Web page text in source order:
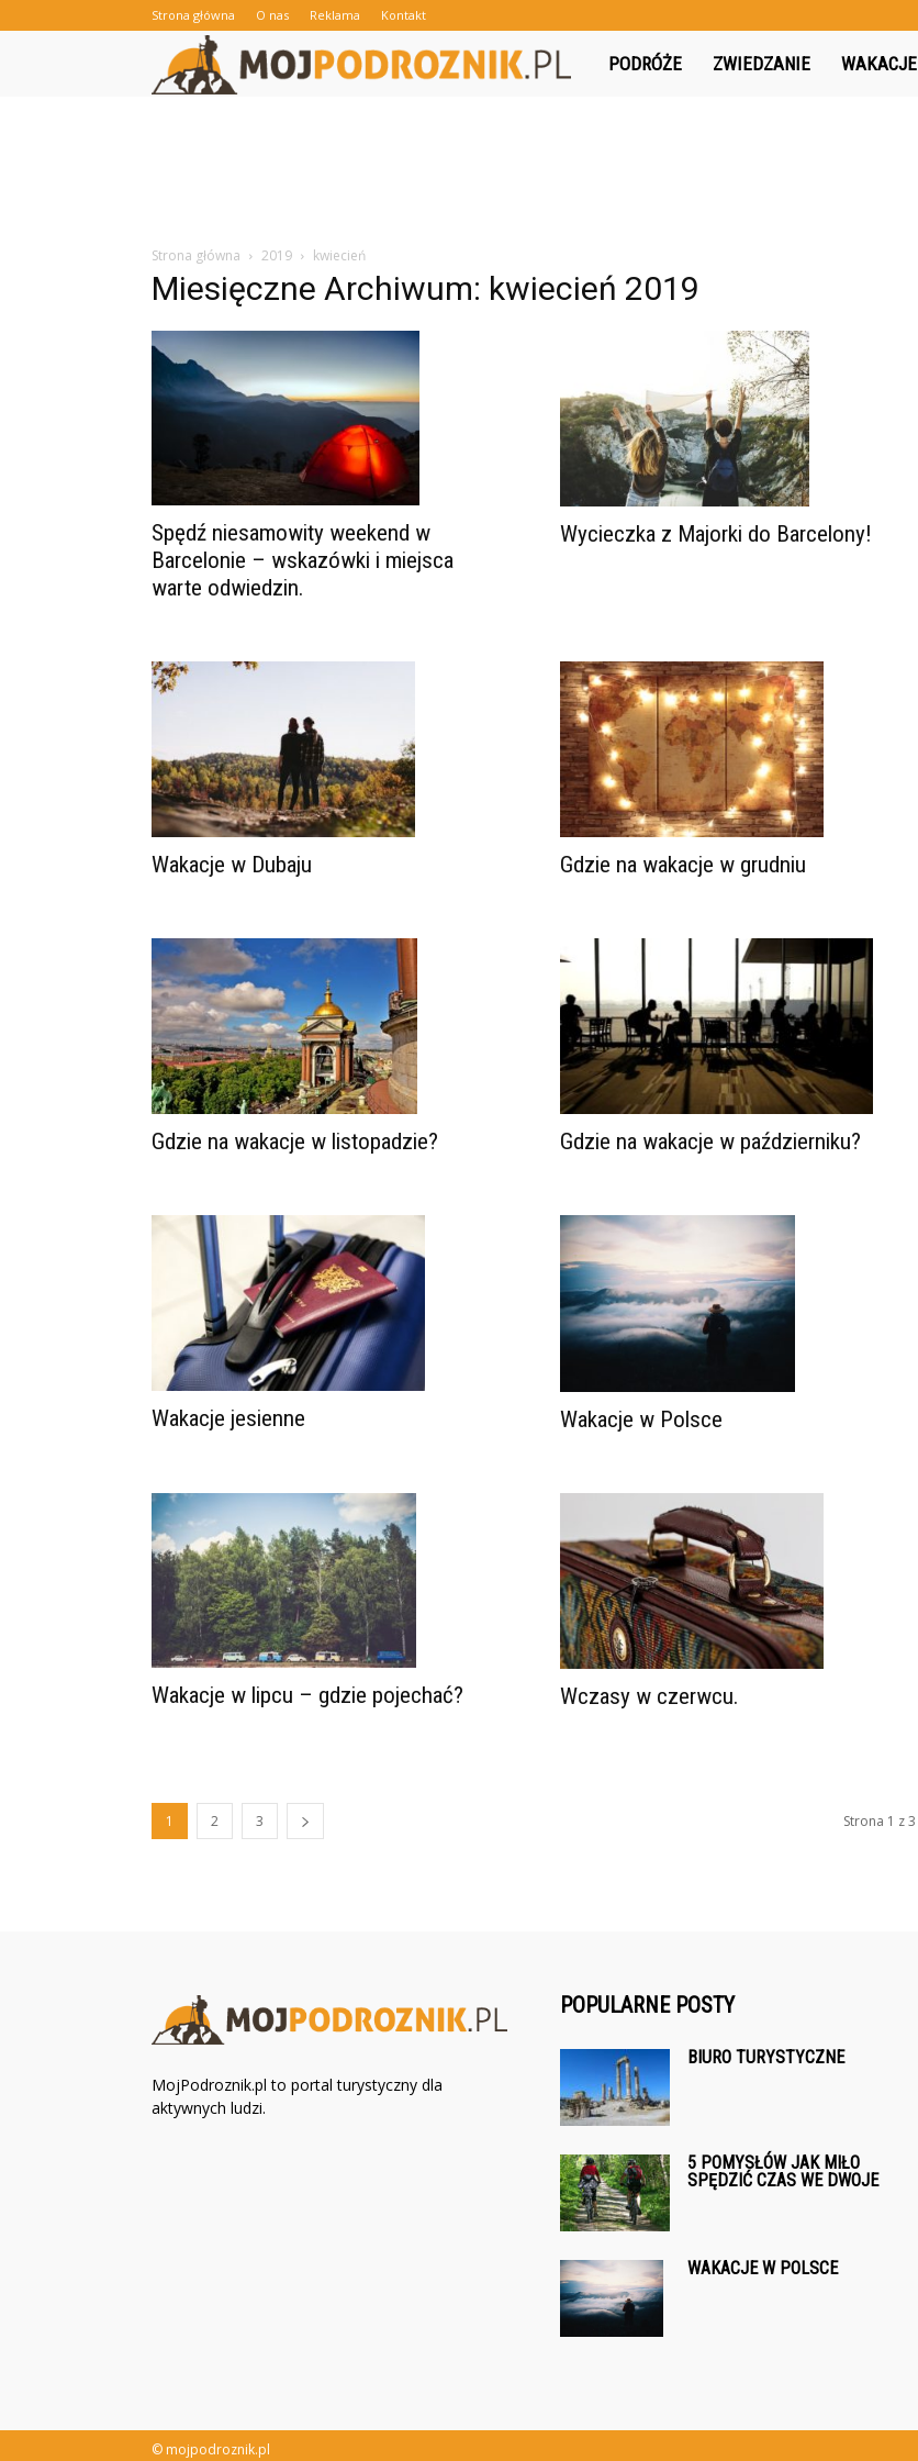
Strona główna O nas Reklama Kontakt
MojPodroznik.pl
PODRÓŻE ZWIEDZANIE WAKACJE
Strona główna 2019 kwiecień
Miesięczne Archiwum: kwiecień 2019
Spędź niesamowity weekend w
Barcelonie – wskazówki i miejsca
warte odwiedzin.
Wycieczka z Majorki do Barcelony!
Wakacje w Dubaju Gdzie na wakacje w grudniu
Gdzie na wakacje w listopadzie? Gdzie na wakacje w październiku?
Wakacje jesienne Wakacje w Polsce
Wakacje w lipcu – gdzie pojechać? Wczasy w czerwcu.
1 2 3 Strona 1 z 3
MojPodroznik.pl to portal turystyczny dla
aktywnych ludzi.
POPULARNE POSTY
BIURO TURYSTYCZNE
5 POMYSŁÓW JAK MIŁO
SPĘDZIĆ CZAS WE DWOJE
WAKACJE W POLSCE
© mojpodroznik.pl